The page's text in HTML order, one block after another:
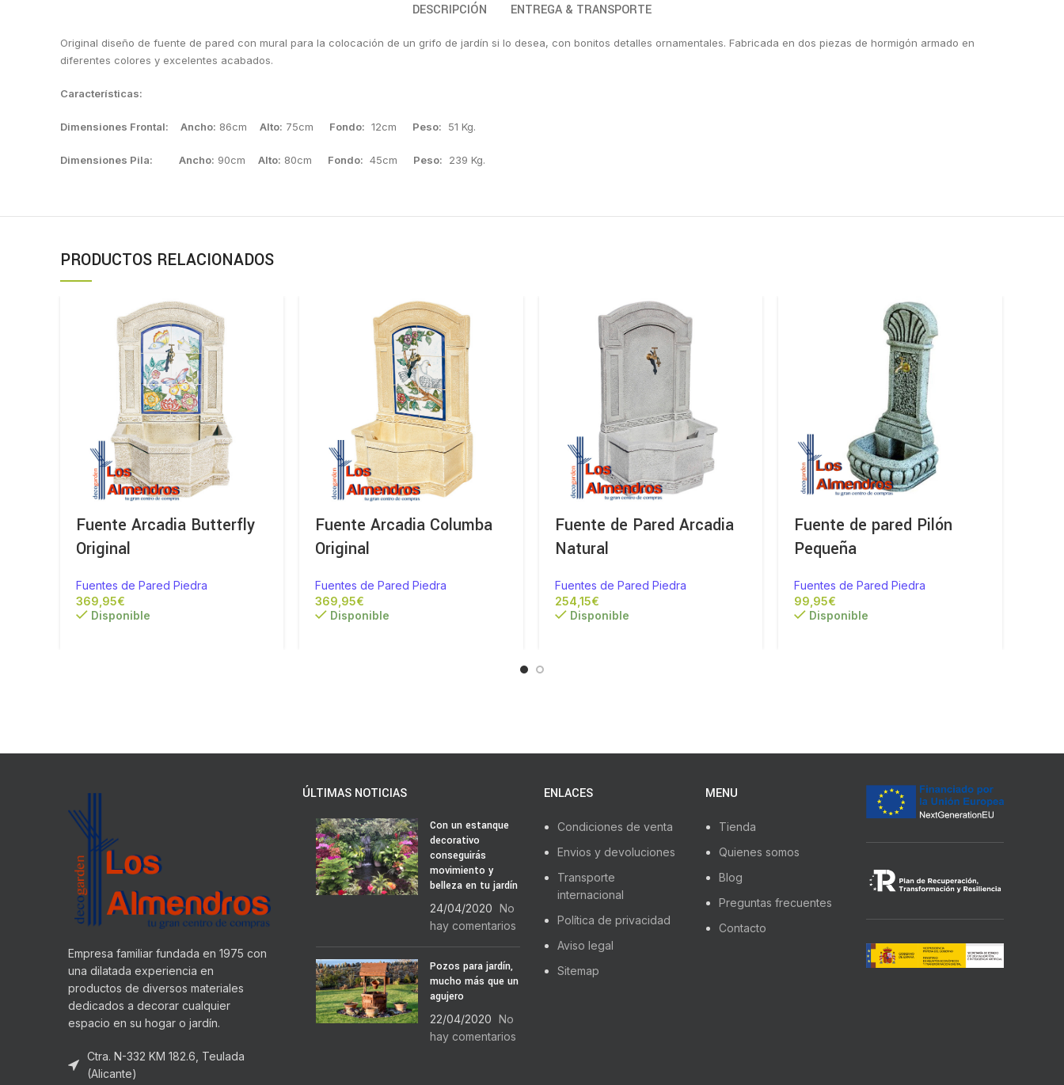
DESCRIPCIÓN ENTREGA & TRANSPORTE
Original diseño de fuente de pared con mural para la colocación de un grifo de jardín si lo desea, con bonitos detalles ornamentales. Fabricada en dos piezas de hormigón armado en
diferentes colores y excelentes acabados.
Características:
Dimensiones Frontal: Ancho: 86cm Alto: 75cm Fondo: 12cm Peso: 51 Kg.
Dimensiones Pila: Ancho: 90cm Alto: 80cm Fondo: 45cm Peso: 239 Kg.
PRODUCTOS RELACIONADOS
Fuente Arcadia Butterfly
Original
Fuentes de Pared Piedra
€
Disponible
Fuente Arcadia Columba
Original
Fuentes de Pared Piedra
€
Disponible
Fuente de Pared Arcadia
Natural
Fuentes de Pared Piedra
€
Disponible
Fuente de pared Pilón
Pequeña
Fuentes de Pared Piedra
€
Disponible
Empresa familiar fundada en 1975 con
una dilatada experiencia en
productos de diversos materiales
dedicados a decorar cualquier
espacio en su hogar o jardín.
Ctra. N-332 KM 182.6, Teulada
(Alicante)
ÚLTIMAS NOTICIAS
Con un estanque
decorativo
conseguirás
movimiento y
belleza en tu jardín
24/04/2020 No
hay comentarios
Pozos para jardín,
mucho más que un
agujero
22/04/2020 No
hay comentarios
ENLACES
Condiciones de venta
Envios y devoluciones
Transporte
internacional
Política de privacidad
Aviso legal
Sitemap
MENU
Tienda
Quienes somos
Blog
Preguntas frecuentes
Contacto